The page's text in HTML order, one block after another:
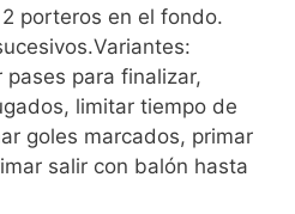
porteros en el fondo.
para finalizar,
limitar tiempo de
goles marcados, primar
salir con balón hasta